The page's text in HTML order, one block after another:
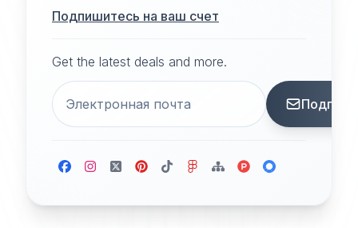
Подпишитесь на ваш счет
Get the latest deals and more.